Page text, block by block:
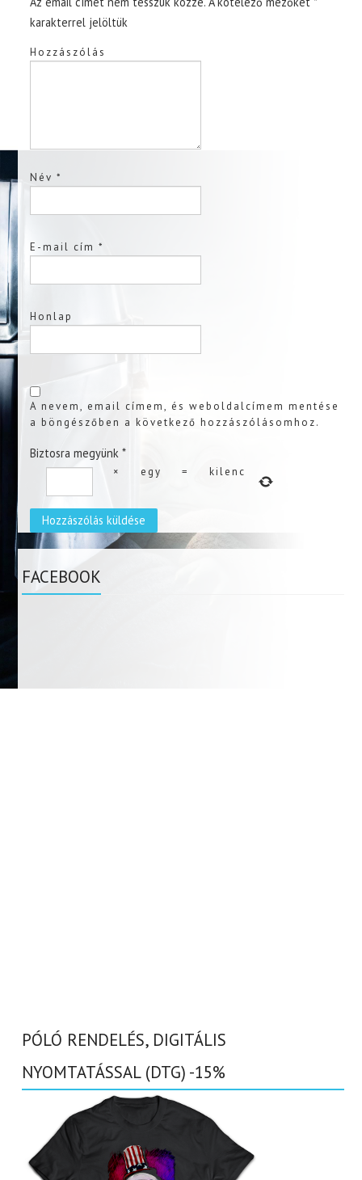
karakterrel jelöltük
Hozzászólás
Név*
E-mail cím*
Honlap
A nevem, email címem, és weboldalcímem mentése
a böngészőben a következő hozzászólásomhoz.
Biztosra megyünk *
× egy = kilenc
FACEBOOK
PÓLÓ RENDELÉS, DIGITÁLIS
NYOMTATÁSSAL (DTG) -15%